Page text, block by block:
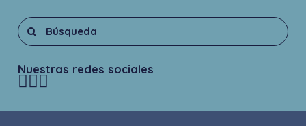
Nuestras redes sociales